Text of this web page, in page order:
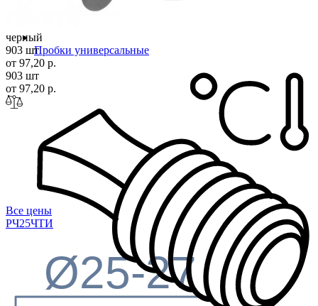
Пробки универсальные
черный
903 шт
от 97,20 р.
903 шт
от 97,20 р.
Все цены
РЧ25ЧТИ
Ø25-27